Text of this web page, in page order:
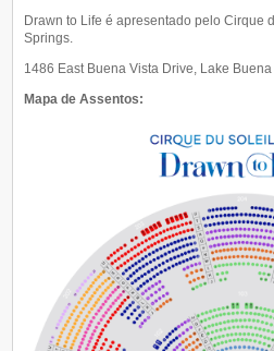
Drawn to Life é apresentado pelo Cirque
Springs.
1486 East Buena Vista Drive, Lake
Mapa de Assentos: